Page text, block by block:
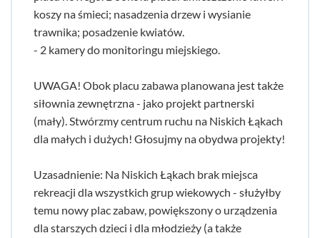
koszy na śmieci; nasadzenia drzew i wysianie
trawnika; posadzenie kwiatów.
- 2 kamery do monitoringu miejskiego.
UWAGA! Obok placu zabawa planowana jest także
siłownia zewnętrzna - jako projekt partnerski
(mały). Stwórzmy centrum ruchu na Niskich Łąkach
dla małych i dużych! Głosujmy na obydwa projekty!
Uzasadnienie: Na Niskich Łąkach brak miejsca
rekreacji dla wszystkich grup wiekowych - służyłby
temu nowy plac zabaw, powiększony o urządzenia
dla starszych dzieci i dla młodzieży (a także